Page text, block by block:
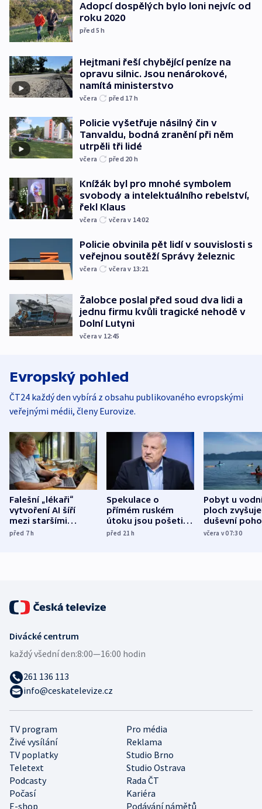
Adopcí dospělých bylo loni nejvíc od
roku 2020
před 5h
Hejtmani řeší chybějící peníze na
opravu silnic. Jsou nenárokové,
namítá ministerstvo
včera před 17 h
Policie vyšetřuje násilný čin v
Tanvaldu, bodná zranění při něm
utrpěli tři lidé
včera před 20 h
Knížák byl pro mnohé symbolem
svobody a intelektuálního rebelství,
řekl Klaus
včera včera v 14:02
Policie obvinila pět lidí v souvislosti s
veřejnou soutěží Správy železnic
včera včera v 13:21
Žalobce poslal před soud dva lidi a
jednu firmu kvůli tragické nehodě v
Dolní Lutyni
včera v 12:45
Evropský pohled
ČT24 každý den vybírá z obsahu publikovaného evropskými
veřejnými médii, členy Eurovize.
Falešní „lékaři“
vytvoření AI šíří
mezi staršími
Poláky nebezpečné
před 7h
Spekulace o
přímém ruském
útoku jsou pošetilé,
míní estonský
před 21h
Pobyt u
ploch zvyšuje
duševní
ukázala
včera v 07:30
TV program
Pro média
Živé vysílání
Reklama
TV poplatky
Studio Brno
Teletext
Studio Ostrava
Podcasty
Rada ČT
Počasí
Kariéra
E-shop
Podávání námětů
Divácké centrum
každý všední den:8:00—16:00 hodin
261 136 113
info@ceskatelevize.cz